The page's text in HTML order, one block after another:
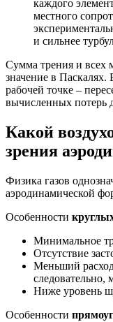
каждого
местного
и сильнее
Сумма трения и всех
значение в Паскалях.
рабочей точке –
вычисленных потерь
Какой
зрения
Физика газов
аэродинамической
Особенности
Минимальное
Отсутствие
Меньший
следовательно,
Ниже уровень
Особенности